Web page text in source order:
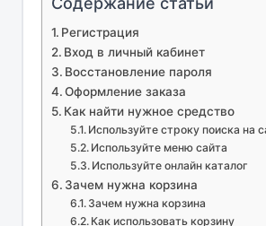
Регистрация
Вход в личный кабинет
Восстановление пароля
Оформление заказа
Как найти нужное средство
Используйте строку поиска на
Используйте меню сайта
Используйте онлайн каталог
Зачем нужна корзина
Зачем нужна корзина
Как использовать корзину